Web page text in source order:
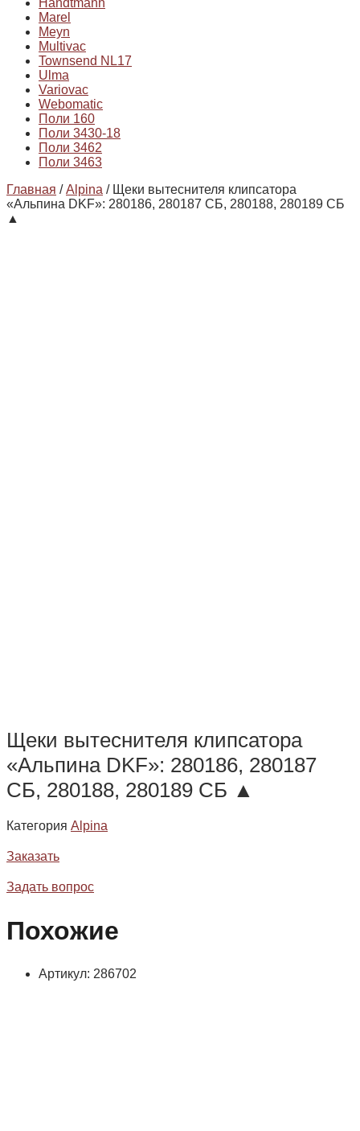
Handtmann
Marel
Meyn
Multivac
Townsend NL17
Ulma
Variovac
Webomatic
Поли 160
Поли 3430-18
Поли 3462
Поли 3463
Главная /Alpina / Щеки вытеснителя клипсатора
«Альпина DKF»: 280186, 280187 СБ, 280188, 280189 СБ
▲
Щеки вытеснителя клипсатора
«Альпина DKF»: 280186, 280187
СБ, 280188, 280189 СБ ▲
Категория Alpina
Заказать
Задать вопрос
Похожие
Артикул: 286702